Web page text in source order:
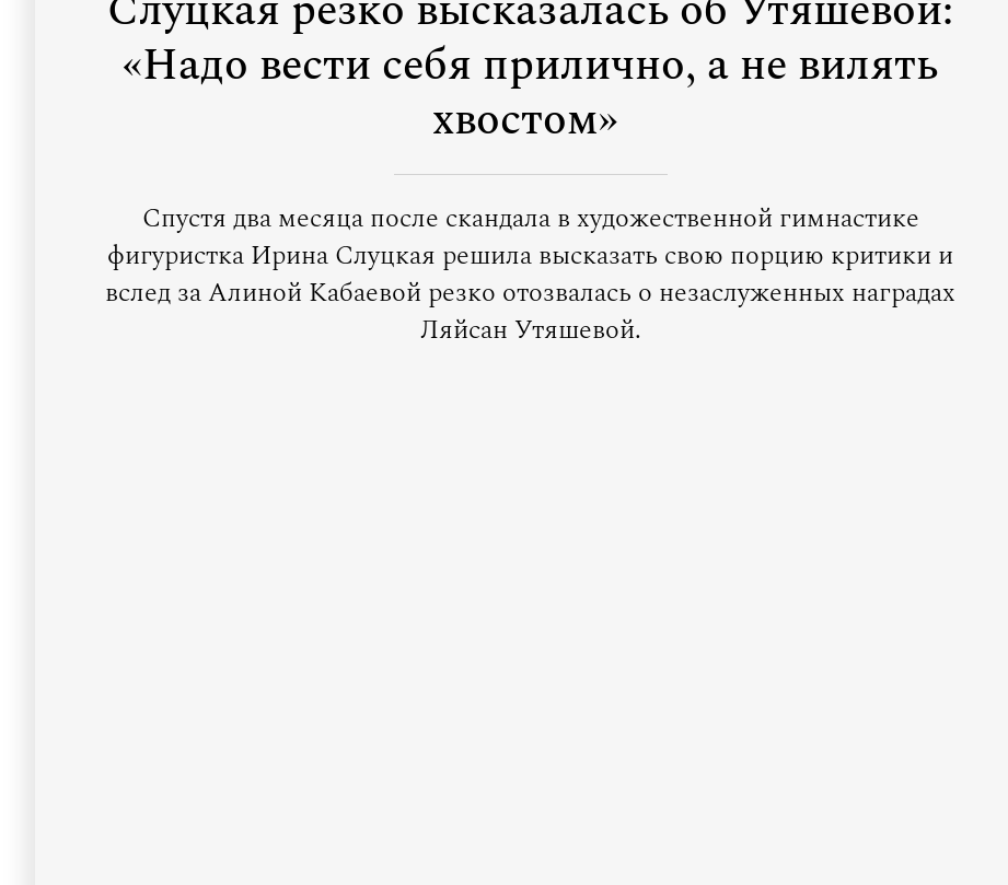
«Надо вести себя прилично, а не вилять
хвостом»
Спустя два месяца после скандала в художественной гимнастике
фигуристка Ирина Слуцкая решила высказать свою порцию критики и
вслед за Алиной Кабаевой резко отозвалась о незаслуженных наградах
Ляйсан Утяшевой.